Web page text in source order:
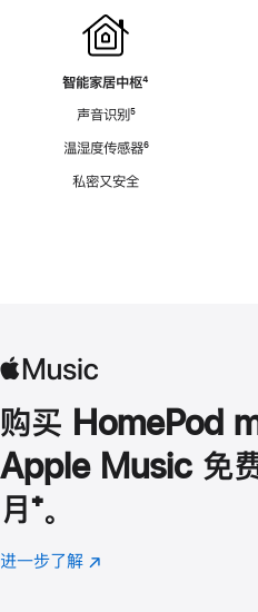
智能家居中枢脚
⁴
声音识别脚
⁵
温湿度传感器脚
⁶
私密又安全
购买 HomePod
Apple Music 免
月 脚
注
⁺。
进一步了解 Apple
(在